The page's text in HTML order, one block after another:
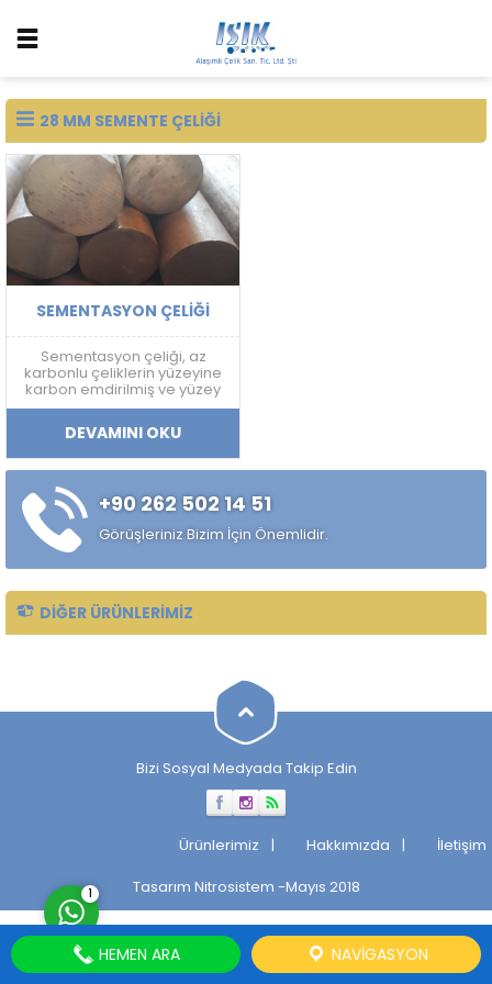
28 MM SEMENTE ÇELIĞI
SEMENTASYON ÇELIĞI
Sementasyon çeliği, az
karbonlu çeliklerin yüzeyine
karbon emdirilmiş ve yüzey
sertliği arttırılmış bir çelik
türüdür.
DEVAMINI OKU
+90 262 502 14 51
Görüşleriniz Bizim İçin Önemlidir.
DIĞER ÜRÜNLERIMIZ
Bizi Sosyal Medyada Takip Edin
Ürünlerimiz Hakkımızda
İletişim
Tasarım Nitrosistem -Mayıs 2018
Cevap Yaz
1
HEMEN ARA NAVIGASYON